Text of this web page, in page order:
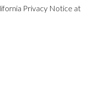
Privacy Notice at